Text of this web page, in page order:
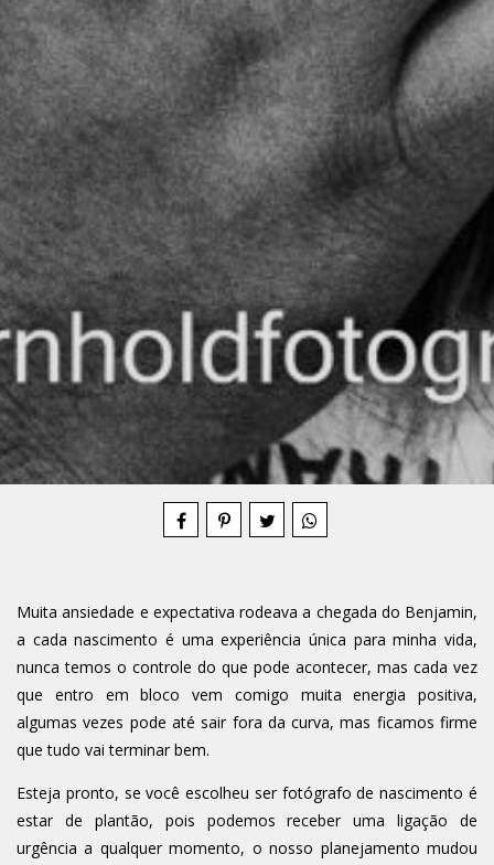
Compartilhe
Muita ansiedade e expectativa rodeava a chegada do Benjamin,
a cada nascimento é uma experiência única para minha vida,
nunca temos o controle do que pode acontecer, mas cada vez
que entro em bloco vem comigo muita energia positiva,
algumas vezes pode até sair fora da curva, mas ficamos firme
que tudo vai terminar bem.
Esteja pronto, se você escolheu ser fotógrafo de nascimento é
estar de plantão, pois podemos receber uma ligação de
urgência a qualquer momento, o nosso planejamento mudou